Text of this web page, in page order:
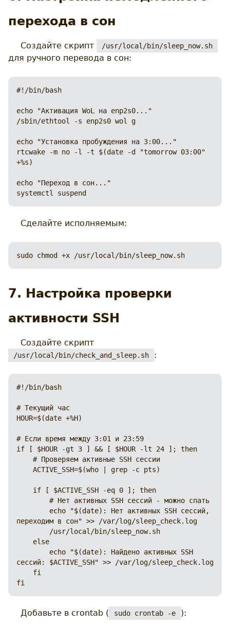
перехода в сон
Создайте скрипт /usr/local/bin/sleep_now.sh
для ручного перевода в сон:
#!/bin/bash
echo "Активация WoL на enp2s0..."
/sbin/ethtool -s enp2s0 wol g
echo "Установка пробуждения на 3:00..."
rtcwake -m no -l -t $(date -d "tomorrow 03:00"
+%s)
echo "Переход в сон..."
systemctl suspend
Сделайте исполняемым:
sudo chmod +x /usr/local/bin/sleep_now.sh
7. Настройка проверки
активности SSH
Создайте скрипт
/usr/local/bin/check_and_sleep.sh :
#!/bin/bash
# Текущий час
HOUR=$(date +%H)
# Если время между 3:01 и 23:59
if [ $HOUR -gt 3 ] && [ $HOUR -lt 24 ]; then
переходим в сон" >> /var/log/sleep_check.log
сессий: $ACTIVE_SSH" >> /var/log/sleep_check.log
fi
Добавьте в crontab ( sudo crontab -e ):